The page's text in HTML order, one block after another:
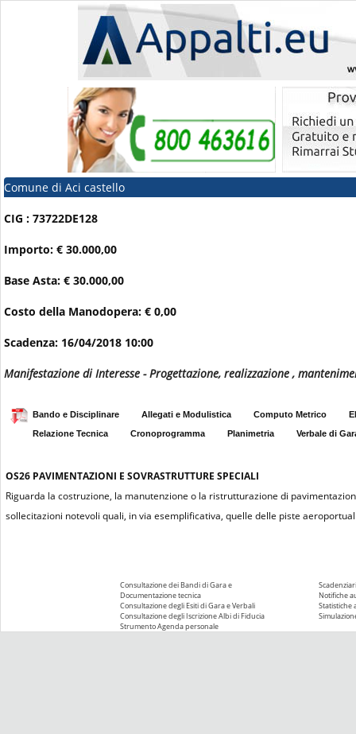
Comune di Aci castello
CIG : 73722DE128
Importo: € 30.000,00
Base Asta: € 30.000,00
Costo della Manodopera: € 0,00
Scadenza: 16/04/2018 10:00
Manifestazione di Interesse - Progettazione, realizzazione ,
Bando e Disciplinare Allegati e Modulistica Computo Metrico
Relazione Tecnica
Cronoprogramma Planimetria Verbale di
OS26 PAVIMENTAZIONI E SOVRASTRUTTURE SPECIALI
Riguarda la costruzione, la manutenzione o la ristrutturazione di
sollecitazioni notevoli quali, in via esemplificativa, quelle delle piste
Consultazione dei Bandi di Gara e
Documentazione tecnica
Consultazione degli Esiti di Gara e Verbali
Consultazione degli Iscrizione Albi di Fiducia
Strumento Agenda personale
Notifiche
Statistiche